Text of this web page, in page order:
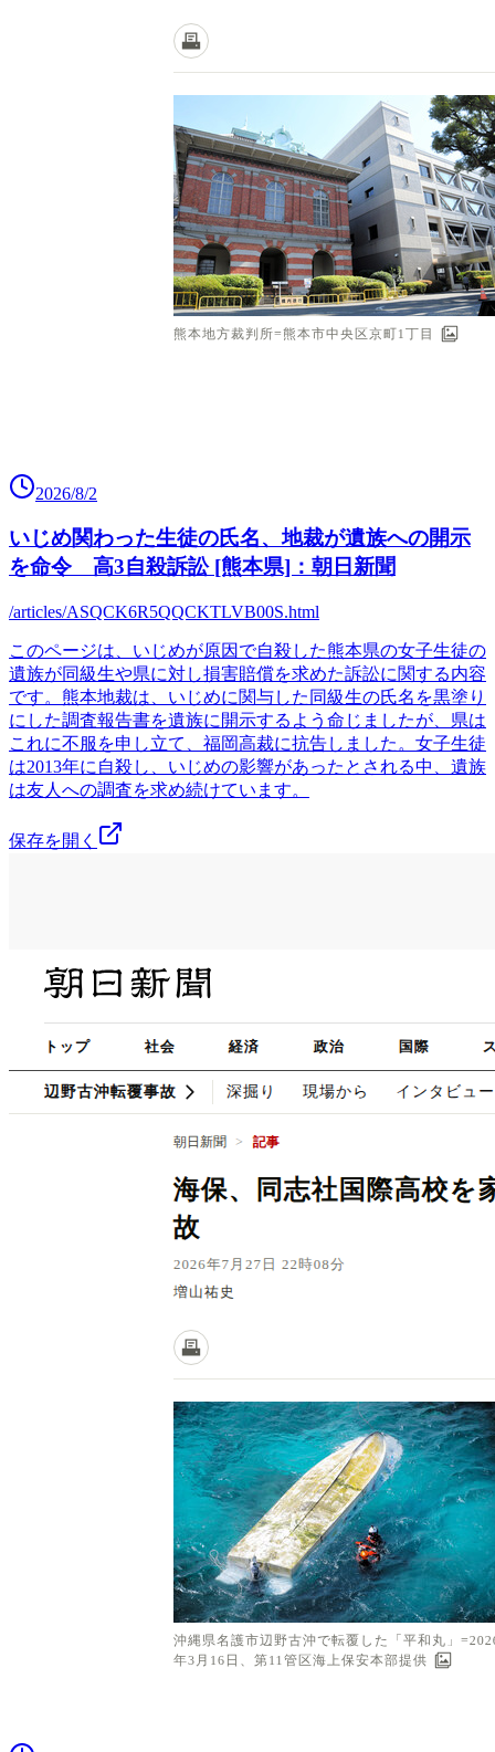
2026/8/2
いじめ関わった生徒の氏名、地裁が遺族への開示
を命令 高3自殺訴訟 [熊本県]：朝日新聞
/articles/ASQCK6R5QQCKTLVB00S.html
このページは、いじめが原因で自殺した熊本県の女子生徒の
遺族が同級生や県に対し損害賠償を求めた訴訟に関する内容
です。熊本地裁は、いじめに関与した同級生の氏名を黒塗り
にした調査報告書を遺族に開示するよう命じましたが、県は
これに不服を申し立て、福岡高裁に抗告しました。女子生徒
は2013年に自殺し、いじめの影響があったとされる中、遺族
は友人への調査を求め続けています。
保存を開く